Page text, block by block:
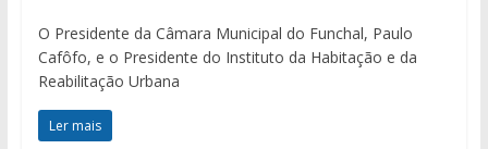
O Presidente da Câmara Municipal do Funchal, Paulo
Cafôfo, e o Presidente do Instituto da Habitação e da
Reabilitação Urbana
Ler mais